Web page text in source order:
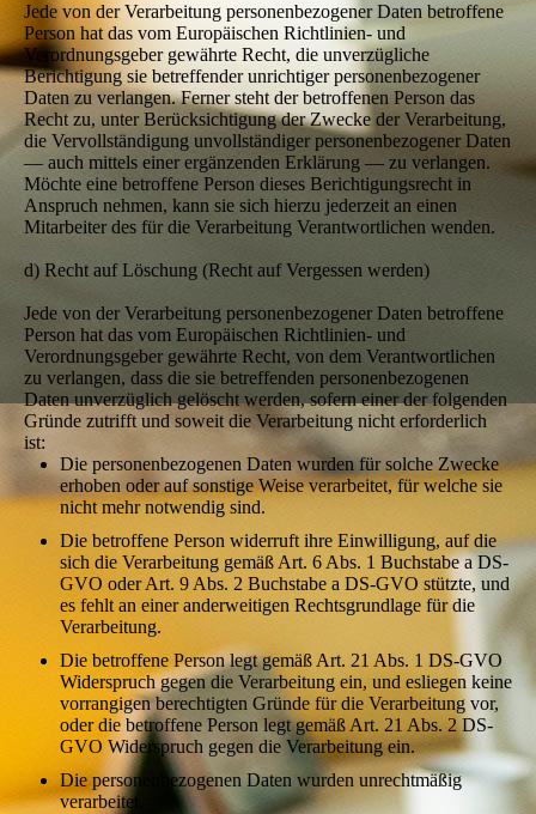
Jede von der Verarbeitung personenbezogener Daten betroffene
Person hat das vom Europäischen Richtlinien- und
Verordnungsgeber gewährte Recht, die unverzügliche
Berichtigung sie betreffender unrichtiger personenbezogener
Daten zu verlangen. Ferner steht der betroffenen Person das
Recht zu, unter Berücksichtigung der Zwecke der Verarbeitung,
die Vervollständigung unvollständiger personenbezogener Daten
— auch mittels einer ergänzenden Erklärung — zu verlangen.
Möchte eine betroffene Person dieses Berichtigungsrecht in
Anspruch nehmen, kann sie sich hierzu jederzeit an einen
Mitarbeiter des für die Verarbeitung Verantwortlichen wenden.
d) Recht auf Löschung (Recht auf Vergessen werden)
Jede von der Verarbeitung personenbezogener Daten betroffene
Person hat das vom Europäischen Richtlinien- und
Verordnungsgeber gewährte Recht, von dem Verantwortlichen
zu verlangen, dass die sie betreffenden personenbezogenen
Daten unverzüglich gelöscht werden, sofern einer der folgenden
Gründe zutrifft und soweit die Verarbeitung nicht erforderlich
ist:
Die personenbezogenen Daten wurden für solche Zwecke
erhoben oder auf sonstige Weise verarbeitet, für welche sie
nicht mehr notwendig sind.
Die betroffene Person widerruft ihre Einwilligung, auf die
sich die Verarbeitung gemäß Art. 6 Abs. 1 Buchstabe a DS-
GVO oder Art. 9 Abs. 2 Buchstabe a DS-GVO stützte, und
es fehlt an einer anderweitigen Rechtsgrundlage für die
Verarbeitung.
Die betroffene Person legt gemäß Art. 21 Abs. 1 DS-GVO
Widerspruch gegen die Verarbeitung ein, und esliegen keine
vorrangigen berechtigten Gründe für die Verarbeitung vor,
oder die betroffene Person legt gemäß Art. 21 Abs. 2 DS-
GVO Widerspruch gegen die Verarbeitung ein.
Die personenbezogenen Daten wurden unrechtmäßig
verarbeitet.